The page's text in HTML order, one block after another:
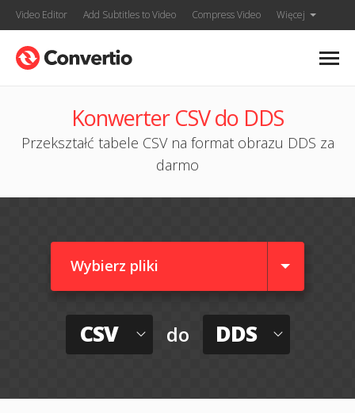
Video Editor Add Subtitles to Video Compress Video Więcej
Konwerter CSV do DDS
Przekształć tabele CSV na format obrazu DDS za
darmo
Wybierz pliki
CSV do DDS